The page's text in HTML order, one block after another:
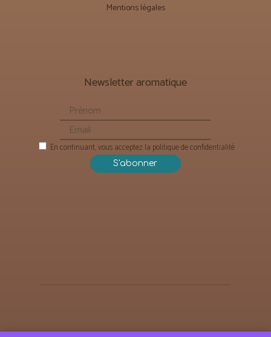
Mentions légales
Newsletter aromatique
En continuant, vous acceptez la politique de confidentialité